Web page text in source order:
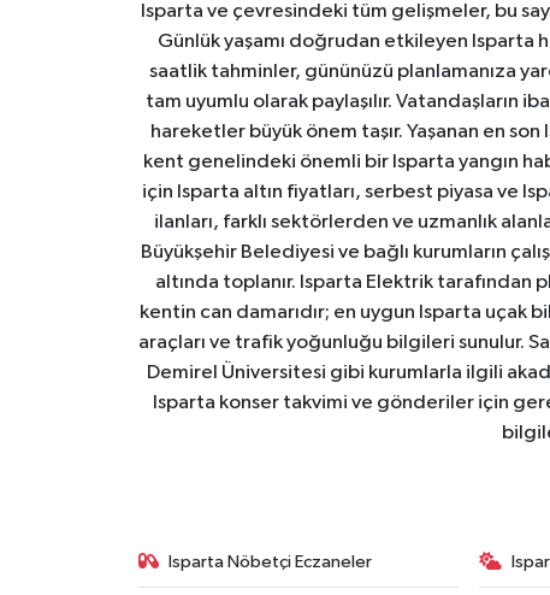
Isparta ve çevresindeki tüm gelişmeler, bu
Günlük yaşamı doğrudan etkileyen Isparta
saatlik tahminler, gününüzü planlamanıza
tam uyumlu olarak paylaşılır. Vatandaşların
hareketler büyük önem taşır. Yaşanan en
kent genelindeki önemli bir Isparta yangın
için Isparta altın fiyatları, serbest piyasa ve
ilanları, farklı sektörlerden ve uzmanlık
Büyükşehir Belediyesi ve bağlı kurumların
altında toplanır. Isparta Elektrik tarafından
kentin can damarıdır; en uygun Isparta uçak
araçları ve trafik yoğunluğu bilgileri sunulur.
Demirel Üniversitesi gibi kurumlarla ilgili
Isparta konser takvimi ve gönderiler için
Isparta Nöbetçi Eczaneler